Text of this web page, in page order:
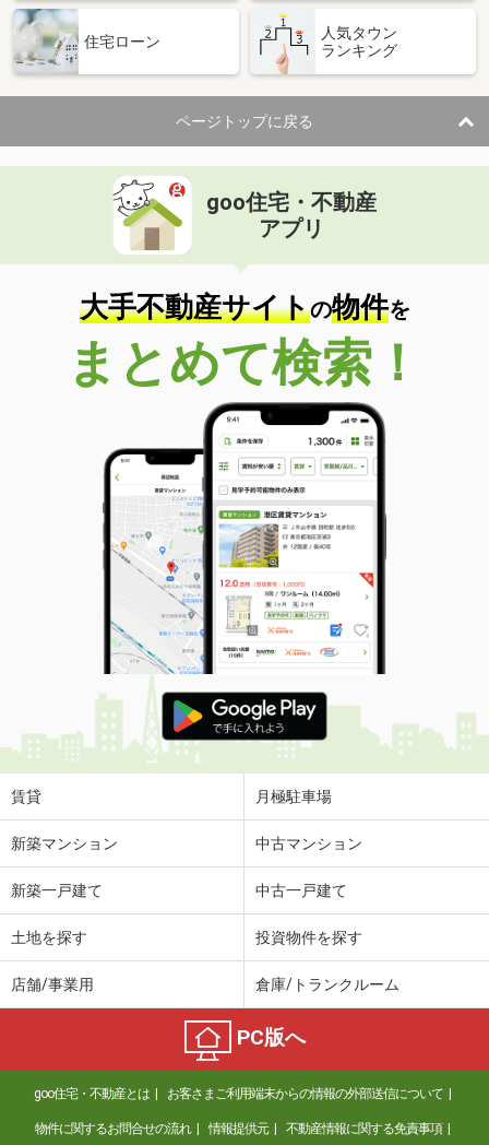
住宅ローン
人気タウン
ランキング
ページトップに戻る
goo住宅・不動産
アプリ
大手不動産サイトの物件を
まとめて検索！
賃貸 月極駐車場
新築マンション 中古マンション
新築一戸建て 中古一戸建て
土地を探す 投資物件を探す
店舗/事業用 倉庫/トランクルーム
PC版へ
goo住宅・不動産とは お客さまご利用端末からの情報の外部送信について
物件に関するお問合せの流れ 情報提供元 不動産情報に関する免責事項